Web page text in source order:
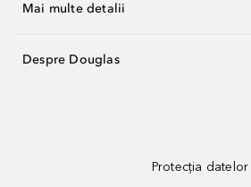
Mai multe detalii
Despre Douglas
Protecția datelor